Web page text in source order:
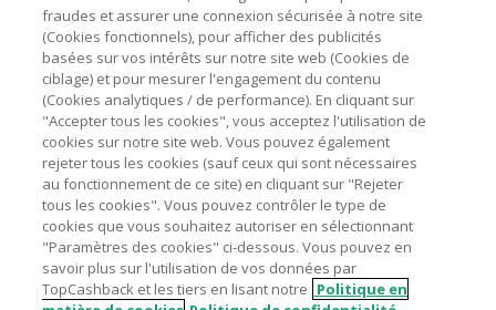
A propos de
Contactez-nous
Mentions légales
Nos sites UK US CN JP DE AU
fraudes et assurer une connexion sécurisée à notre site
(Cookies fonctionnels), pour afficher des publicités
basées sur vos intérêts sur notre site web (Cookies de
ciblage) et pour mesurer l'engagement du contenu
(Cookies analytiques / de performance). En cliquant sur
"Accepter tous les cookies", vous acceptez l'utilisation de
cookies sur notre site web. Vous pouvez également
rejeter tous les cookies (sauf ceux qui sont nécessaires
au fonctionnement de ce site) en cliquant sur "Rejeter
tous les cookies". Vous pouvez contrôler le type de
cookies que vous souhaitez autoriser en sélectionnant
"Paramètres des cookies" ci-dessous. Vous pouvez en
savoir plus sur l'utilisation de vos données par
TopCashback et les tiers en lisant notre Politique en